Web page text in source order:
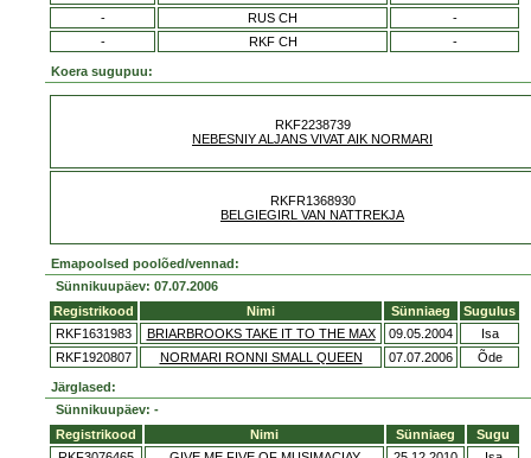
-
RUS CH
-
-
RKF CH -
Koera sugupuu:
RKF2238739
NEBESNIY ALJANS VIVAT AIK NORMARI
RKFR1368930
BELGIEGIRL VAN NATTREKJA
Emapoolsed poolõed/vennad:
Sünnikuupäev: 07.07.2006
Registrikood
Nimi Sünniaeg
Sugulus
RKF1631983
BRIARBROOKS TAKE IT TO THE MAX 09.05.2004
Isa
RKF1920807
NORMARI RONNI SMALL QUEEN 07.07.2006 Õde
Järglased:
Sünnikuupäev: -
Registrikood
Nimi Sünniaeg
Sugu